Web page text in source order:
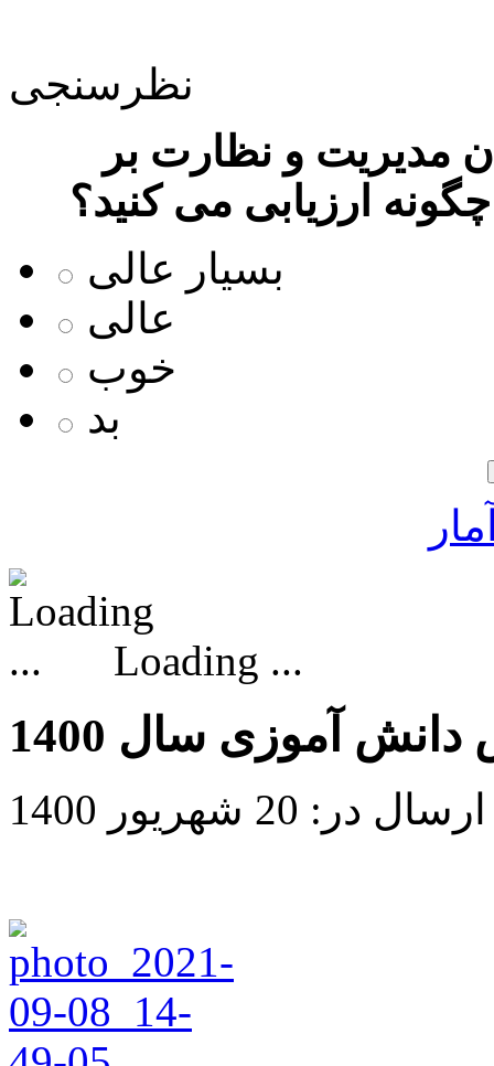
نظرسنجی
مدیریت و نظارت بر
ارزیابی می کنید؟
بسیار عالی
عالی
خوب
بد
Loading ...
آموزی سال 1400
ارسال در: 20 شهریور 1400